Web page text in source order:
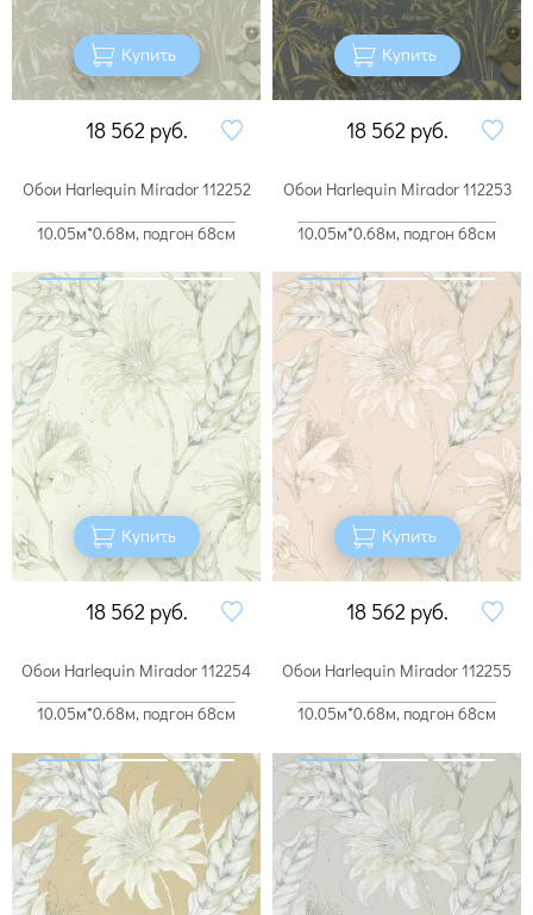
Купить
18 562 руб.
Купить
18 562 руб.
Обои Harlequin Mirador 112252
10.05м*0.68м, подгон 68см
Купить
18 562 руб.
Обои Harlequin Mirador 112253
10.05м*0.68м, подгон 68см
Купить
18 562 руб.
Обои Harlequin Mirador 112254
10.05м*0.68м, подгон 68см
Обои Harlequin Mirador 112255
10.05м*0.68м, подгон 68см